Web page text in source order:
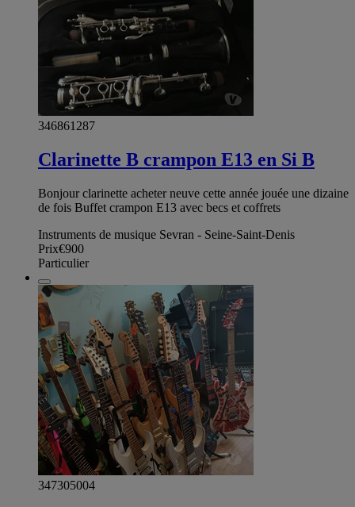
346861287
Clarinette B crampon E13 en Si B
Bonjour clarinette acheter neuve cette année jouée une dizaine
de fois Buffet crampon E13 avec becs et coffrets
Instruments de musique Sevran - Seine-Saint-Denis
Prix€900
Particulier
347305004